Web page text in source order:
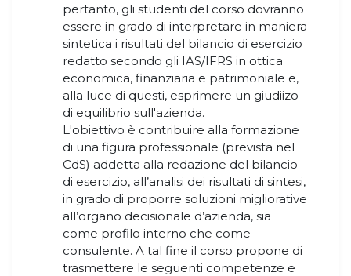
pertanto, gli studenti del corso dovranno
essere in grado di interpretare in maniera
sintetica i risultati del bilancio di esercizio
redatto secondo gli IAS/IFRS in ottica
economica, finanziaria e patrimoniale e,
alla luce di questi, esprimere un giudiizo
di equilibrio sull'azienda.
L'obiettivo è contribuire alla formazione
di una figura professionale (prevista nel
CdS) addetta alla redazione del bilancio
di esercizio, all’analisi dei risultati di sintesi,
in grado di proporre soluzioni migliorative
all’organo decisionale d’azienda, sia
come profilo interno che come
consulente. A tal fine il corso propone di
trasmettere le seguenti competenze e